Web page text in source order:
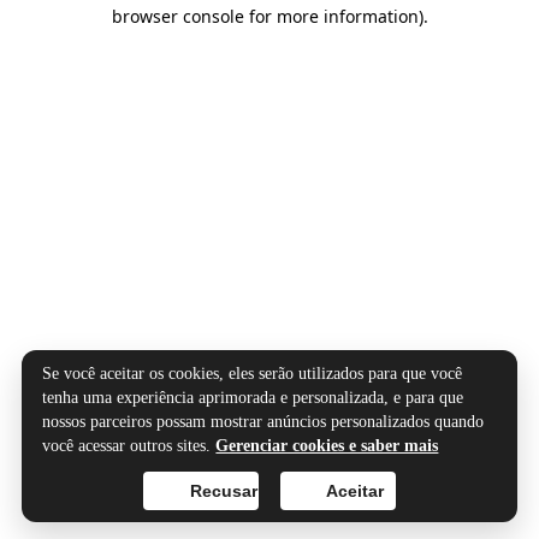
browser console for more information).
Se você aceitar os cookies, eles serão utilizados para que você
tenha uma experiência aprimorada e personalizada, e para que
nossos parceiros possam mostrar anúncios personalizados quando
você acessar outros sites.Gerenciar cookies e saber mais
Aceitar
Recusar